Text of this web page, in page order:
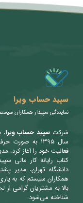
متن سربرگ خود را
سپید حساب ویرا
نمایندگی سپیدار همکاران
شرکتسپید حساب ویرا،
سال ۱۳۹۵ به
فعالیت خود را آغاز کرد.
کتاب رایانه کار مالی
دانشگاه تهران، مدیر
همکاران سیستم که به
بالا به مشتریان گرامی
شناخته می‌شود.